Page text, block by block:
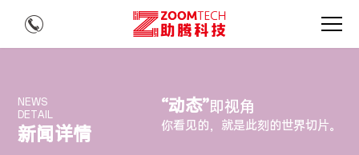
NEWS
DETAIL
新闻详情
“动态”即视角
你看见的，就是此刻的世界切片。